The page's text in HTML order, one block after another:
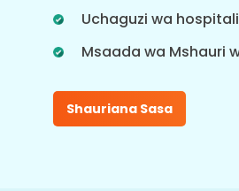
Uchaguzi wa
Msaada wa Mshauri
Shauriana Sasa
wakati. Taarifa za mara
kuhusu mahitaji yako ya